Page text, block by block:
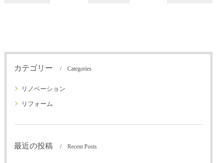
カテゴリー Categories
リノベーション
リフォーム
最近の投稿 Recent Posts